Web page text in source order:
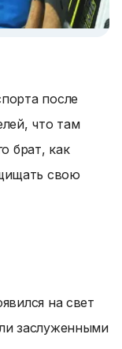
после
что там
брат, как
свою
на свет
заслуженными